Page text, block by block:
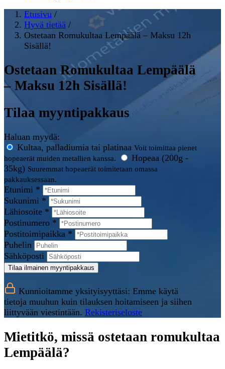
Etusivu /
Hyvä tietää /
Ostetaan Romukultaa Lempäälä – Maksu 12h
Sisällä!
Ostetaan Romukultaa Lempäälä
– Maksu 12h Sisällä!
Tilaa myyntipakkaus
Haluan myydä:
Kultaa, palladiumia tai platinaa Voit toimittaa pienet
hopeaerät muiden metallien kanssa.
Hopeaa (200g -
35kg) Suuremmat hopeaerät toimitetaan omassa
pakkauksessaan.
Etunimi *
Sukunimi *
Lähiosoite *
Postinumero *
Postitoimipaikka *
Puhelin
Sähköposti
Tilaa ilmainen myyntipakkaus
Kunnioitamme yksityisyyttäsi: Emme käytä
tietoja muuhun kuin tilauksen hoitamiseen ja siihen
liittyvään viestintään. Rekisteriseloste
Mietitkö, missä ostetaan romukultaa
Lempäälä?